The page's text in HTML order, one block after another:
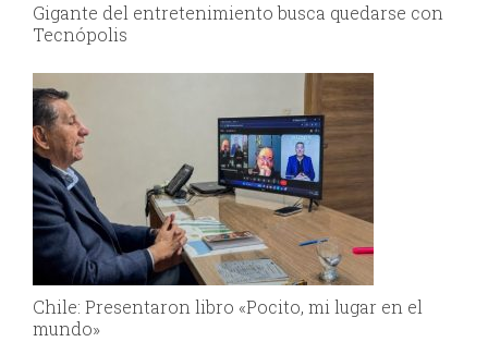
Gigante del entretenimiento busca quedarse con
Tecnópolis
Chile: Presentaron libro «Pocito, mi lugar en el
mundo»